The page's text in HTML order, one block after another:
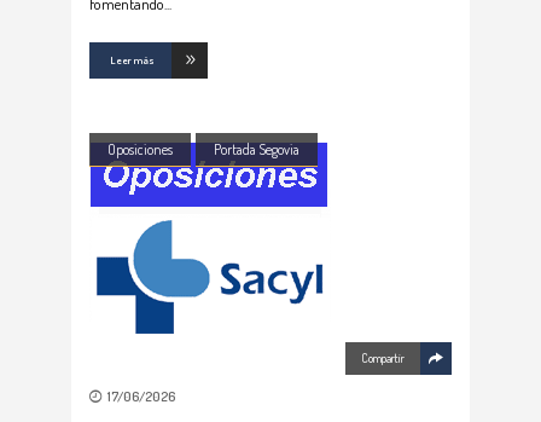
Leer más
Oposiciones Portada Segovia
Compartir
17/06/2026